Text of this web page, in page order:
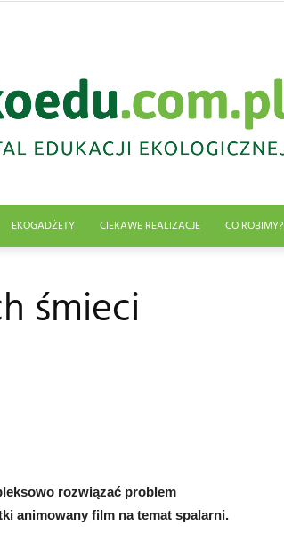
Abrys
EKOGADŻETY CIEKAWE REALIZACJE CO ROBIMY?
śmieci
rozwiązać problem
animowany film na temat spalarni.